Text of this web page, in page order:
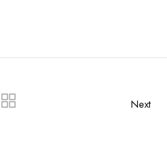
Next